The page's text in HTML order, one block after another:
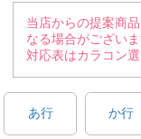
当店からの提案商
なる場合がござい
対応表はカラコン
あ行 か行